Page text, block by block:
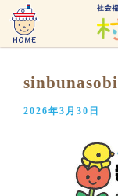
sinbunasobi
2026年3月30日